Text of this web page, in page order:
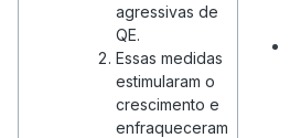
agressivas de
QE.
Essas medidas
estimularam o
crescimento e
enfraqueceram